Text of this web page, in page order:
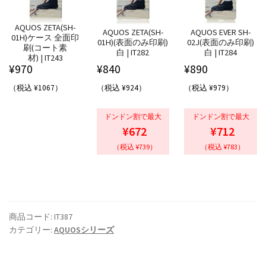
AQUOS ZETA(SH-
01H)ケース 全面印
刷(コート素
材) | IT243
¥970
（税込 ¥1067）
AQUOS ZETA(SH-
01H)(表面のみ印刷)
白 | IT282
¥840
（税込 ¥924）
ドンドン割で最大
¥672
（税込 ¥739）
AQUOS EVER SH-
02J(表面のみ印刷)
白 | IT284
¥890
（税込 ¥979）
ドンドン割で最大
¥712
（税込 ¥783）
商品コード: IT387
カテゴリー: AQUOSシリーズ